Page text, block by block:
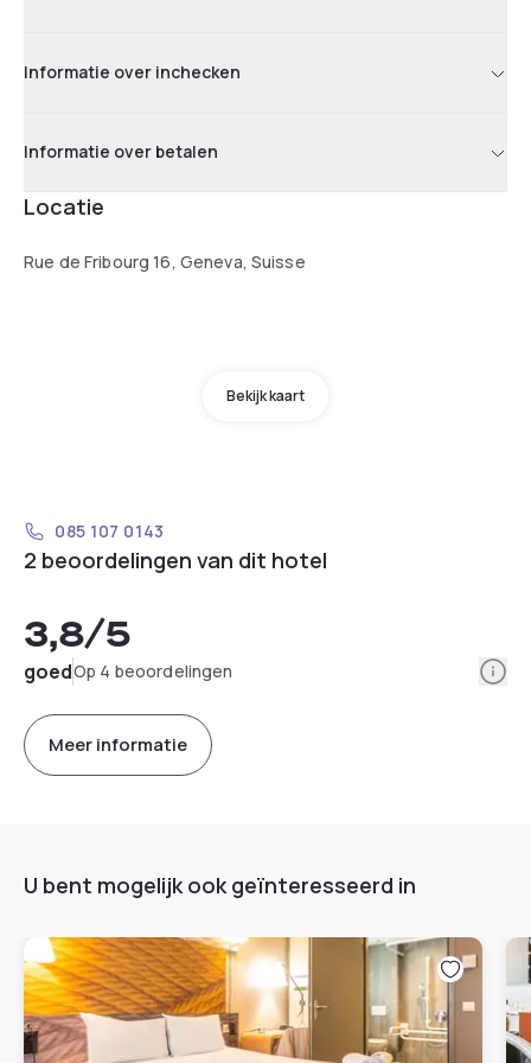
Informatie over inchecken
Informatie over betalen
Locatie
Rue de Fribourg 16, Geneva, Suisse
Bekijk kaart
085 107 0143
2 beoordelingen van dit hotel
3,8/5
goedOp 4 beoordelingen
Meer informatie
U bent mogelijk ook geïnteresseerd in